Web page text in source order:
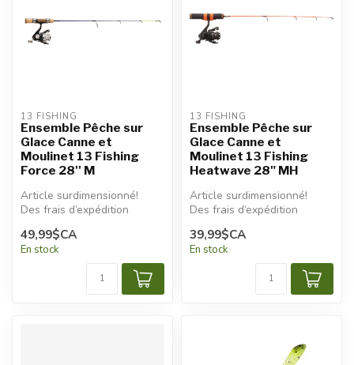
13 FISHING
Ensemble Pêche sur
Glace Canne et
Moulinet 13 Fishing
Force 28'' M
Article surdimensionné!
Des frais d’expédition
additionnels seront
appliqués.
49,99$CA
En stock
13 FISHING
Ensemble Pêche sur
Glace Canne et
Moulinet 13 Fishing
Heatwave 28" MH
Article surdimensionné!
Des frais d’expédition
additionnels seront
appliqués.
39,99$CA
En stock